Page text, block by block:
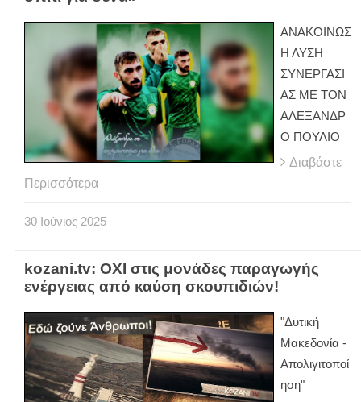
ΑΝΑΚΟΙΝΩΣ
Η ΛΥΣΗ
ΣΥΝΕΡΓΑΣΙ
ΑΣ ΜΕ ΤΟΝ
ΑΛΕΞΑΝΔΡ
Ο ΠΟΥΛΙΟ
Διαβάστε
Περισσότερα
30 Ιούνιος 2025
kozani.tv: ΟΧΙ στις μονάδες παραγωγής
ενέργειας από καύση σκουπιδιών!
"Δυτική
Μακεδονία -
Απολιγιτοποί
ηση"